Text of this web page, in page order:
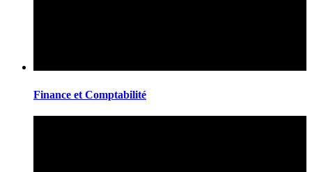
Finance et Comptabilité